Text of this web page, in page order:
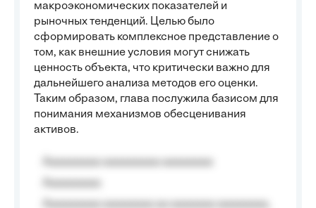
макроэкономических показателей и
рыночных тенденций. Целью было
сформировать комплексное представление о
том, как внешние условия могут снижать
ценность объекта, что критически важно для
дальнейшего анализа методов его оценки.
Таким образом, глава послужила базисом для
понимания механизмов обесценивания
активов.